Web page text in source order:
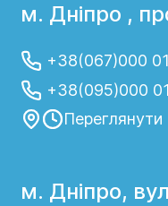
м. Дніпро ,
+38(067)000
+38(095)000
Переглянути
м. Дніпро,